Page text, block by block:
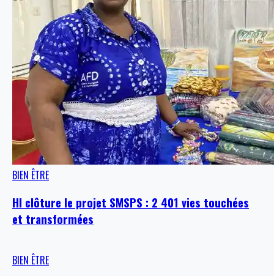
BIEN ÊTRE
HI clôture le projet SMSPS : 2 401 vies touchées
et transformées
BIEN ÊTRE